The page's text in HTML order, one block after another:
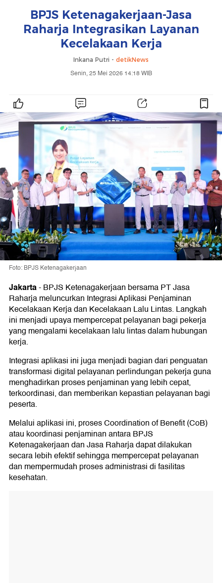
BPJS Ketenagakerjaan-Jasa
Raharja Integrasikan Layanan
Kecelakaan Kerja
Inkana Putri - detikNews
Senin, 25 Mei 2026 14:18 WIB
Foto: BPJS Ketenagakerjaan
Jakarta-BPJS Ketenagakerjaan bersama PT Jasa
Raharja meluncurkan Integrasi Aplikasi Penjaminan
Kecelakaan Kerja dan Kecelakaan Lalu Lintas. Langkah
ini menjadi upaya mempercepat pelayanan bagi pekerja
yang mengalami kecelakaan lalu lintas dalam hubungan
kerja.
Integrasi aplikasi ini juga menjadi bagian dari penguatan
transformasi digital pelayanan perlindungan pekerja guna
menghadirkan proses penjaminan yang lebih cepat,
terkoordinasi, dan memberikan kepastian pelayanan bagi
peserta.
Melalui aplikasi ini, proses Coordination of Benefit (CoB)
atau koordinasi penjaminan antara BPJS
Ketenagakerjaan dan Jasa Raharja dapat dilakukan
secara lebih efektif sehingga mempercepat pelayanan
dan mempermudah proses administrasi di fasilitas
kesehatan.